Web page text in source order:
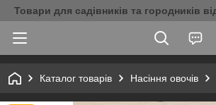
Товари для садівників та городників
Каталог товарів Насіння овочів